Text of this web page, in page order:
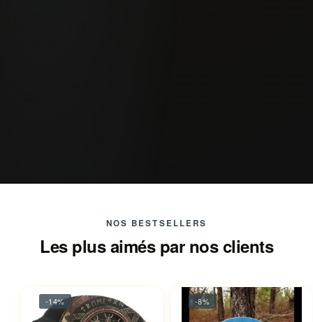
NOS BESTSELLERS
Les plus aimés par nos clients
-14% -8%